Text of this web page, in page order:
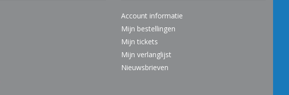
Account informatie
Mijn bestellingen
Mijn tickets
Mijn verlanglijst
Nieuwsbrieven